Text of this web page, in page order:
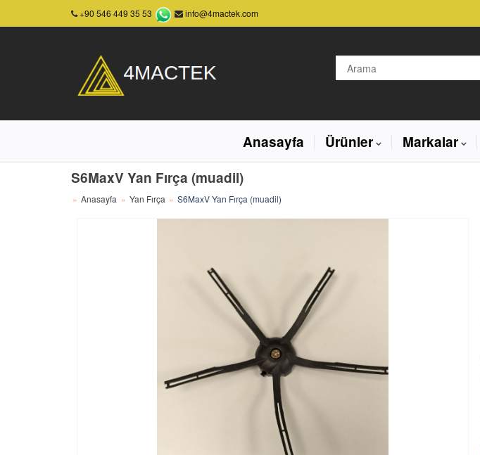
+90 546 449 35 53 info@4mactek.com
Anasayfa Ürünler Markalar
S6MaxV Yan Fırça (muadil)
Anasayfa Yan Fırça S6MaxV Yan Fırça (muadil)